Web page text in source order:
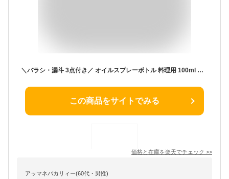
＼バラシ・漏斗 3点付き／ オイルスプレーボトル 料理用 100ml オイルスプレーガラスオイルスプレー オイルボトル 料理用 オイルミスト 喷霧吹き 目盛り付き 調味料ボトル 液だれしない サラダオイル オリーブオイル 醤油 酢適用 家庭用油 ガラス製 ステンレス製 キッチン
この商品をサイトでみる
価格と在庫を楽天でチェック >>
アッマネバカリィー(60代・男性)